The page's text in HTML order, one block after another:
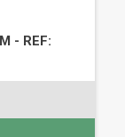
- REF: